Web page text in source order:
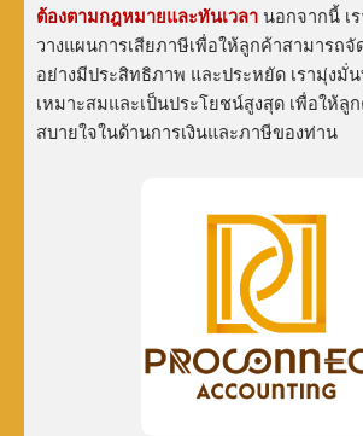
ต้องตามกฎหมายและทันเวลา นอกจากนี้ เ
วางแผนการเสียภาษีเพื่อให้ลูกค้าสามารถ
อย่างมีประสิทธิภาพ และประหยัด เรามุ่งมั่
เหมาะสมและเป็นประโยชน์สูงสุด เพื่อให้ลู
สบายใจในด้านการเงินและภาษีของท่าน